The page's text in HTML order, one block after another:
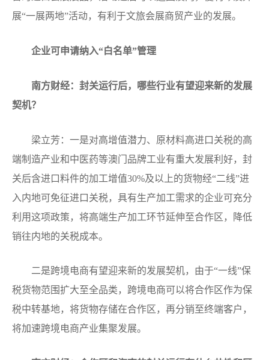
展“一展两地”活动，有利于文旅会展商贸产业的发展。
企业可申请纳入“白名单”管理
南方财经：封关运行后，哪些行业有望迎来新的发展
契机？
梁立芳：一是对高增值潜力、原材料高进口关税的高
端制造产业和中医药等澳门品牌工业有重大发展利好，封
关后含进口料件的加工增值30%及以上的货物经“二线”进
入内地可免征进口关税，具有生产加工需求的企业可充分
利用这项政策，将高端生产加工环节延伸至合作区，降低
销往内地的关税成本。
二是跨境电商有望迎来新的发展契机，由于“一线”保
税货物范围扩大至全品类，跨境电商可以将合作区作为保
税中转基地，将货物存储在合作区，再分销至终端客户，
将加速跨境电商产业集聚发展。